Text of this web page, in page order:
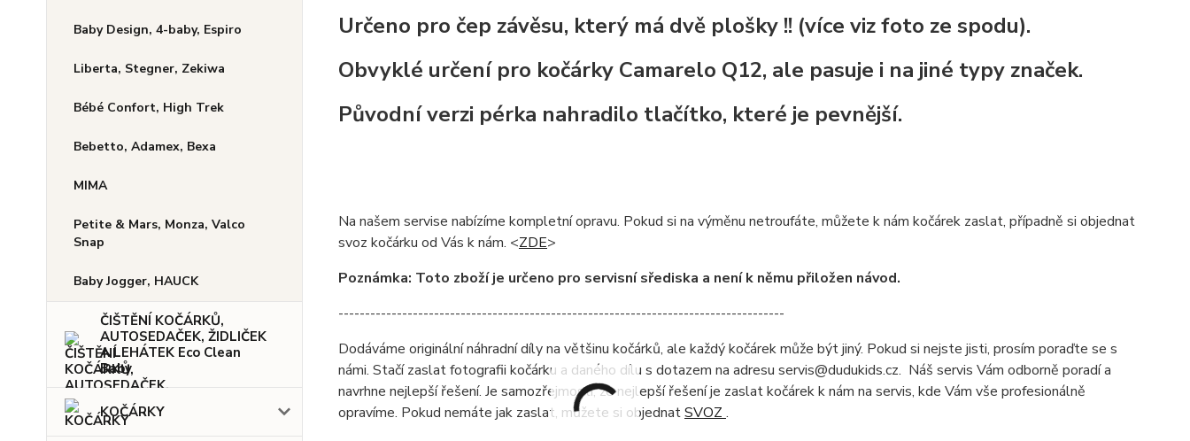
Baby Design, 4-baby, Espiro
Liberta, Stegner, Zekiwa
Bébé Confort, High Trek
Bebetto, Adamex, Bexa
MIMA
Petite & Mars, Monza, Valco
Snap
Baby Jogger, HAUCK
ČIŠTĚNÍ KOČÁRKŮ,
AUTOSEDAČEK, ŽIDLIČEK
A LEHÁTEK Eco Clean
Baby
KOČÁRKY
Určeno pro čep závěsu, který má dvě plošky !! (více viz foto ze spodu).
Obvyklé určení pro kočárky Camarelo Q12, ale pasuje i na jiné typy značek.
Původní verzi pérka nahradilo tlačítko, které je pevnější.
Na našem servise nabízíme kompletní opravu. Pokud si na výměnu netroufáte, můžete k nám kočárek zaslat, případně si objednat
svoz kočárku od Vás k nám. <ZDE>
Poznámka: Toto zboží je určeno pro servisní sřediska a není k němu přiložen návod.
------------------------------------------------------------------------------------
Dodáváme originální náhradní díly na většinu kočárků, ale každý kočárek může být jiný. Pokud si nejste jisti, prosím poraďte se s
námi. Stačí zaslat fotografii kočárku a daného dílu s dotazem na adresu servis@dudukids.cz. Náš servis Vám odborně poradí a
navrhne nejlepší řešení. Je samozřejmostí, že nejlepší řešení je zaslat kočárek k nám na servis, kde Vám vše profesionálně
opravíme. Pokud nemáte jak zaslat, můžete si objednatSVOZ.